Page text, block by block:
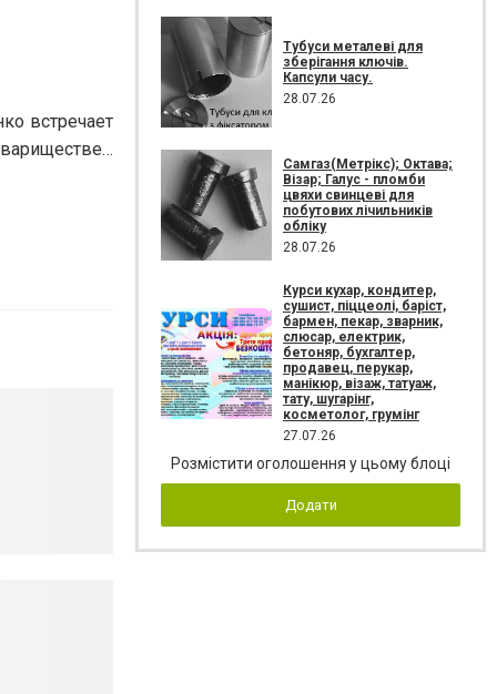
встречает
Тубуси металеві для
зберігання ключів.
Капсули часу.
28.07.26
Самгаз(Метрікс); Октава;
Візар; Галус - пломби
цвяхи свинцеві для
побутових лічильників
обліку
28.07.26
Курси кухар, кондитер,
сушист, піццеолі, баріст,
бармен, пекар, зварник,
слюсар, електрик,
бетоняр, бухгалтер,
продавец, перукар,
манікюр, візаж, татуаж,
тату, шугарінг,
косметолог, грумінг
27.07.26
Розмістити оголошення у цьому блоці
Додати